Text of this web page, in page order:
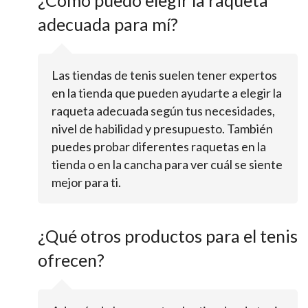
adecuada para mí?
Las tiendas de tenis suelen tener expertos
en la tienda que pueden ayudarte a elegir la
raqueta adecuada según tus necesidades,
nivel de habilidad y presupuesto. También
puedes probar diferentes raquetas en la
tienda o en la cancha para ver cuál se siente
mejor para ti.
¿Qué otros productos para el tenis
ofrecen?